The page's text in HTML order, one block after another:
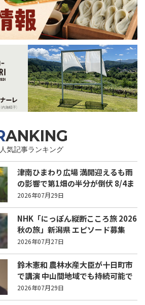
RANKING
人気記事ランキング
津南ひまわり広場 満開迎えるも雨
の影響で第1畑の半分が倒伏 8/4ま
で駐車場を無料開放
2026年07月29日
NHK「にっぽん縦断こころ旅 2026
秋の旅」新潟県 エピソード募集
中！
2026年07月27日
鈴木憲和 農林水産大臣が十日町市
で講演 中山間地域でも持続可能で
稼げる農業とは？
2026年07月29日